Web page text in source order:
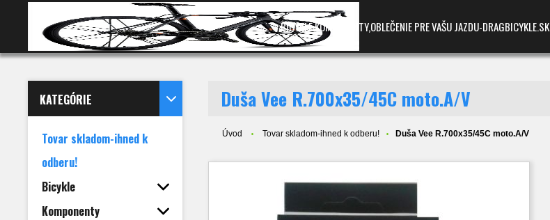
BICYKLE,KOMPONENTY,OBLEČENIE PRE VAŠU JAZDU-DRAGBICYKLE.SK
KATEGÓRIE
Tovar skladom-ihned k
odberu!
Bicykle
Komponenty
Duša Vee R.700x35/45C moto.A/V
Úvod Tovar skladom-ihned k odberu! Duša Vee R.700x35/45C moto.A/V